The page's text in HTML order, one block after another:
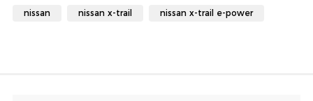
nissan nissan x-trail nissan x-trail e-power